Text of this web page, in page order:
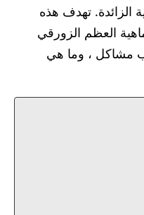
الزائدة. تهدف هذه
العظم الزورقي
مشاكل ، وما هي